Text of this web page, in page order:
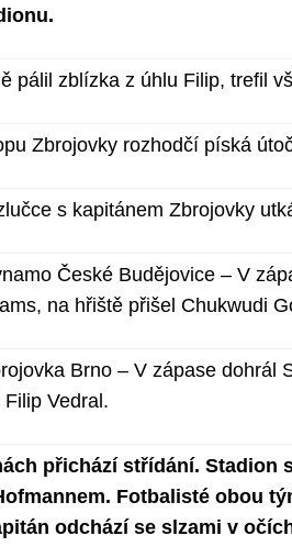
pálil zblízka z úhlu Filip, trefil
Zbrojovky rozhodčí píská
s kapitánem Zbrojovky
České Budějovice – V
na hřiště přišel Chukwudi
Brno – V zápase dohrál
Vedral.
přichází střídání. Stadion
Fotbalisté obou
odchází se slzami v